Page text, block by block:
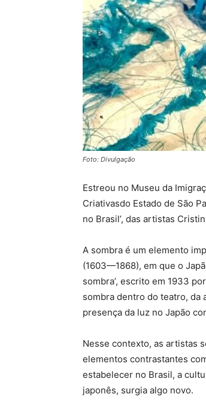
Foto: Divulgação
Estreou no Museu da
Criativasdo Estado de São
no Brasil’, das artistas
A sombra é um elemento
(1603—1868), em que o
sombra’, escrito em 1933
sombra dentro do teatro, da
presença da luz no Japão
Nesse contexto, as artistas
elementos contrastantes
estabelecer no Brasil, a
japonês, surgia algo novo.